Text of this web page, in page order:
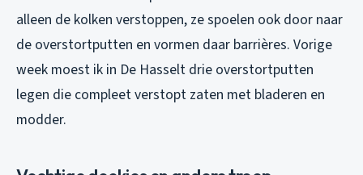
alleen de kolken verstoppen, ze spoelen ook door naar
de overstortputten en vormen daar barrières. Vorige
week moest ik in De Hasselt drie overstortputten
legen die compleet verstopt zaten met bladeren en
modder.